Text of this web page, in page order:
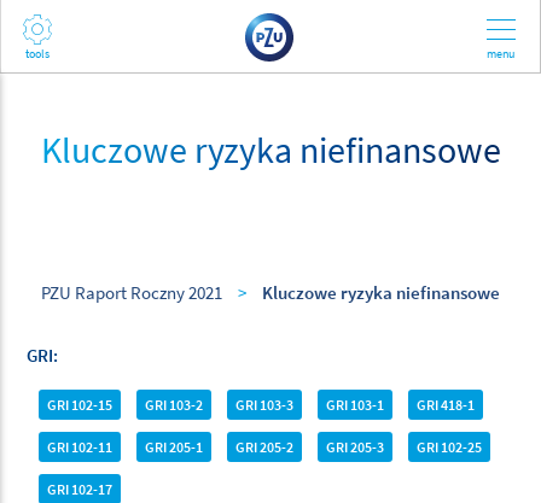
Kluczowe ryzyka niefinansowe
PZU Raport Roczny 2021 > Kluczowe ryzyka niefinansowe
GRI
GRI 102-15 GRI 103-2 GRI 103-3 GRI 103-1 GRI 418-1
GRI 102-11 GRI 205-1 GRI 205-2 GRI 205-3 GRI 102-25
GRI 102-17